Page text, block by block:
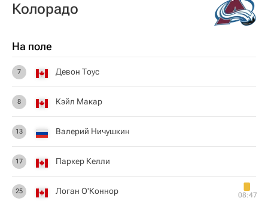
Колорадо
На поле
7 Девон Тоус
8 Кэйл Макар
13 Валерий Ничушкин
17 Паркер Келли
25 Логан О'Коннор 08:47